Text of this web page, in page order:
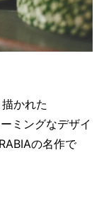
かれた
ミングなデザイ
の名作で